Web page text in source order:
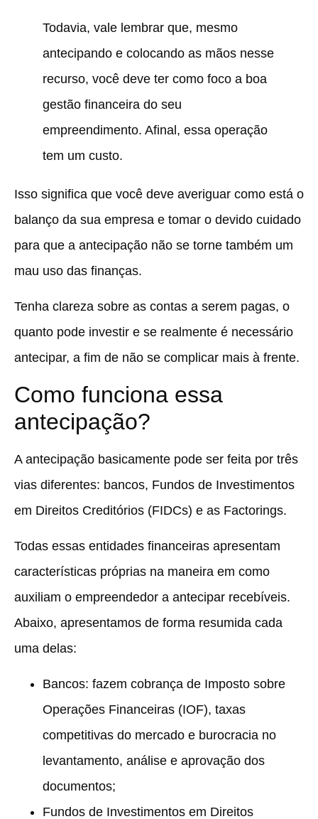
Todavia, vale lembrar que, mesmo
antecipando e colocando as mãos nesse
recurso, você deve ter como foco a boa
gestão financeira do seu
empreendimento. Afinal, essa operação
tem um custo.
Isso significa que você deve averiguar como está o
balanço da sua empresa e tomar o devido cuidado
para que a antecipação não se torne também um
mau uso das finanças.
Tenha clareza sobre as contas a serem pagas, o
quanto pode investir e se realmente é necessário
antecipar, a fim de não se complicar mais à frente.
Como funciona essa
antecipação?
A antecipação basicamente pode ser feita por três
vias diferentes: bancos, Fundos de Investimentos
em Direitos Creditórios (FIDCs) e as Factorings.
Todas essas entidades financeiras apresentam
características próprias na maneira em como
auxiliam o empreendedor a antecipar recebíveis.
Abaixo, apresentamos de forma resumida cada
uma delas:
Bancos: fazem cobrança de Imposto sobre
Operações Financeiras (IOF), taxas
competitivas do mercado e burocracia no
levantamento, análise e aprovação dos
documentos;
Fundos de Investimentos em Direitos